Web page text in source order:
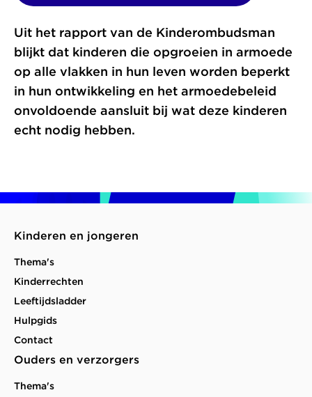
nieuw
Uit het rapport van de Kinderombudsman
blijkt dat kinderen die opgroeien in armoede
op alle vlakken in hun leven worden beperkt
in hun ontwikkeling en het armoedebeleid
onvoldoende aansluit bij wat deze kinderen
echt nodig hebben.
Kinderen en jongeren
Thema's
Kinderrechten
Leeftijdsladder
Hulpgids
Contact
Ouders en verzorgers
Thema's